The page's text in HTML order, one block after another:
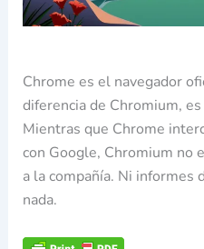
Chrome es el navegador
diferencia de Chromium,
Mientras que Chrome
con Google, Chromium no
a la compañía. Ni
nada.